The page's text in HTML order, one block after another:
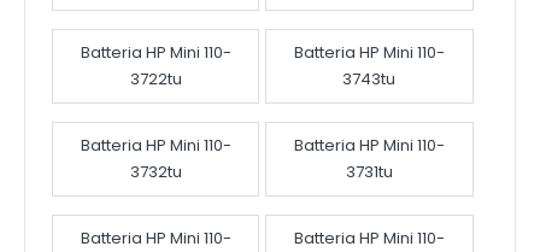
Batteria HP Mini 110-
3722tu
Batteria HP Mini 110-
3743tu
Batteria HP Mini 110-
3732tu
Batteria HP Mini 110-
3731tu
Batteria HP Mini 110-
Batteria HP Mini 110-